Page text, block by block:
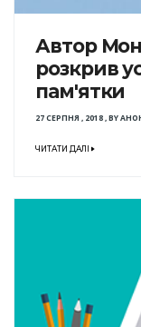
Автор
розкрив
пам'ятки
27 СЕРПНЯ , 2018,BY
ЧИТАТИ ДАЛІ